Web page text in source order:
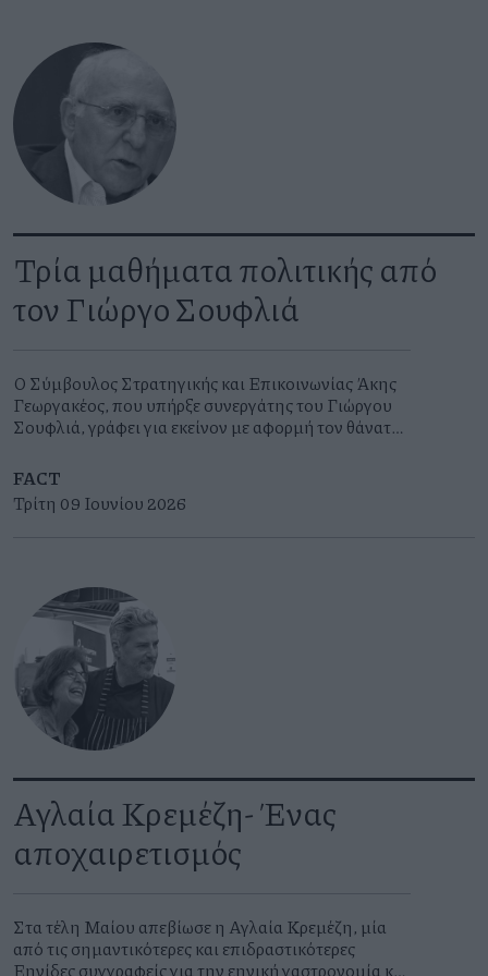
στο 2,25%, 2,40% και 2,65% αντίστοιχα, με ισχύ
από τις 17 Ιουνίου 2026. Είχαν προηγηθεί επτά
διαδοχικές συνεδριάσεις διατήρησης αμετάβλητων
επιτοκίων μετά από οκτώ μειώσεις επιτοκίων από
τον Ιούνιο του 2024 έως τον Ιούνιο του 2025.
Τρία μαθήματα πολιτικής από
τον Γιώργο Σουφλιά
Ο Σύμβουλος Στρατηγικής και Επικοινωνίας Άκης
Γεωργακέλλος, που υπήρξε συνεργάτης του Γιώργου
Σουφλιά, γράφει για εκείνον με αφορμή τον θάνατό
FACT
Τρίτη 09 Ιουνίου 2026
Αγλαία Κρεμέζη- Ένας
αποχαιρετισμός
Στα τέλη Μαίου απεβίωσε η Αγλαία Κρεμέζη, μία
από τις σημαντικότερες και επιδραστικότερες
Ελληνίδες συγγραφείς για την ελληνική γαστρονομία και